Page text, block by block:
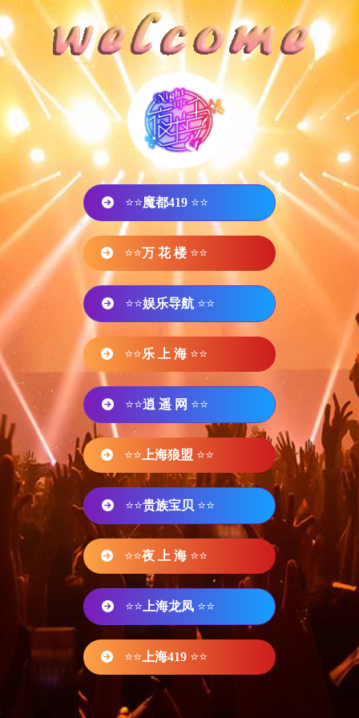
⭐⭐魔都419 ⭐⭐
⭐⭐万 花 楼 ⭐⭐
⭐⭐娱乐导航 ⭐⭐
⭐⭐乐 上 海 ⭐⭐
⭐⭐逍 遥 网 ⭐⭐
⭐⭐ 上海狼盟 ⭐⭐
⭐⭐贵族宝贝 ⭐⭐
⭐⭐夜 上 海 ⭐⭐
⭐⭐ 上海龙凤 ⭐⭐
⭐⭐ 上海419 ⭐⭐